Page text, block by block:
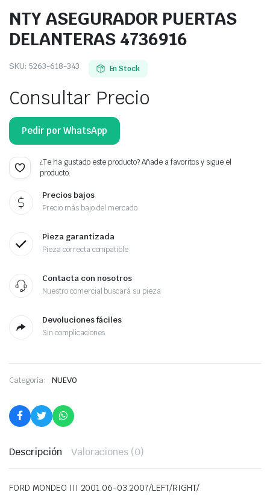
NTY ASEGURADOR PUERTAS
DELANTERAS 4736916
SKU: 5263-618-343 En Stock
Consultar Precio
Pedir por WhatsApp
¿Te ha gustado este producto? Añade a favoritos y sigue el
producto.
Precios bajos
Precio más bajo del mercado
Pieza garantizada
Pieza correcta compatible
Contacta con nosotros
Nuestro comercial buscará su pieza
Devoluciones fáciles
Sin complicaciones
Categoría: NUEVO
Descripción Valoraciones (0)
FORD MONDEO III 2001.06-03.2007/LEFT/RIGHT/